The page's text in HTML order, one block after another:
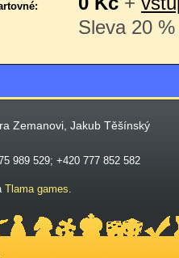
Sleva 20
Zemanovi, Jakub Těšínský
989 529; +420 777 852 582
Tlama games.